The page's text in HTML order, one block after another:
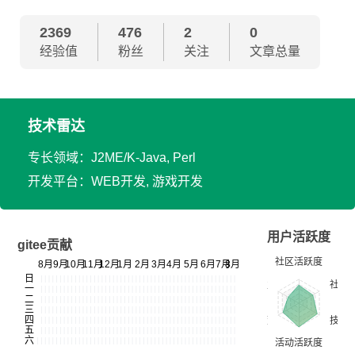
2369
经验值
476
粉丝
2
关注
0
文章总量
技术雷达
专长领域：J2ME/K-Java, Perl
开发平台：WEB开发, 游戏开发
gitee贡献
用户活跃度